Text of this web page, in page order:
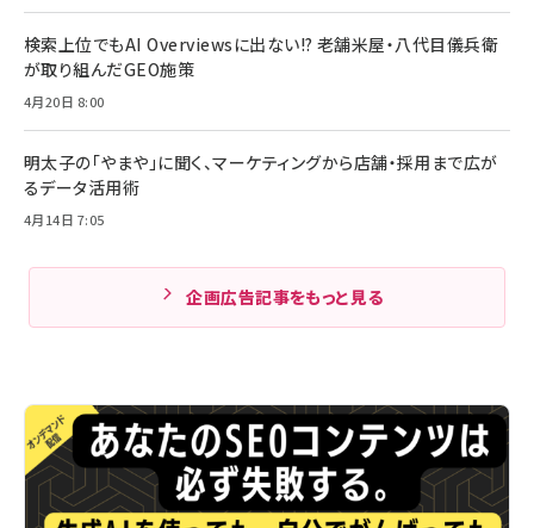
検索上位でもAI Overviewsに出ない!? 老舗米屋・八代目儀兵衛
が取り組んだGEO施策
4月20日 8:00
明太子の「やまや」に聞く、マーケティングから店舗・採用まで広が
るデータ活用術
4月14日 7:05
企画広告記事をもっと見る